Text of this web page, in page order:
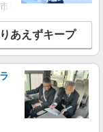
岩槻区・久喜市・蓮田
あえずキープ